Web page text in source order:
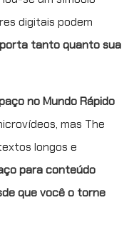
digitais podem
tanto quanto sua
no Mundo Rápido
mas The
longos e
para conteúdo
que você o torne